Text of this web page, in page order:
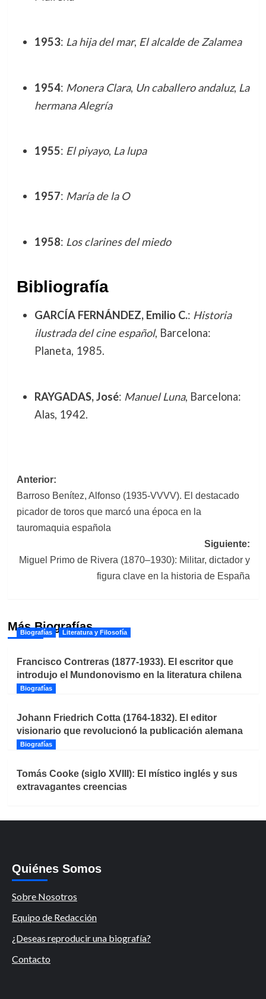
1953: La hija del mar, El alcalde de Zalamea
1954: Monera Clara, Un caballero andaluz, La
hermana Alegría
1955: El piyayo, La lupa
1957: María de la O
1958: Los clarines del miedo
Bibliografía
GARCÍA FERNÁNDEZ, Emilio C.: Historia
ilustrada del cine español, Barcelona:
Planeta, 1985.
RAYGADAS, José: Manuel Luna, Barcelona:
Alas, 1942.
Navegación
de
entradas
Anterior:
Barroso Benítez, Alfonso (1935-VVVV). El destacado
picador de toros que marcó una época en la
tauromaquia española
Siguiente:
Miguel Primo de Rivera (1870–1930): Militar, dictador y
figura clave en la historia de España
Más Biografías
Biografías Literatura y Filosofía
Francisco Contreras (1877-1933). El escritor que
introdujo el Mundonovismo en la literatura chilena
Biografías
Johann Friedrich Cotta (1764-1832). El editor
visionario que revolucionó la publicación alemana
Biografías
Tomás Cooke (siglo XVIII): El místico inglés y sus
extravagantes creencias
Quiénes Somos
Sobre Nosotros
Equipo de Redacción
¿Deseas reproducir una biografía?
Contacto